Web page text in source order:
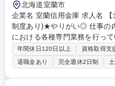
北海道室蘭市
企業名 室蘭信用金庫 求人名 【北海道/経営幹部候補】UIターン歓迎(社宅
制度あり)★やりがい◎ 仕事の内容 これまでの豊富な経験を活かし、本部
における各種専門業務を行っ
入れ、より強い組織・金庫に
資産のポートフォリオマネジ
種コンサルティング、M&A、
推進、経営企画等、経営方針
年間休日120日以上 資格取得支
退職金あり
完全週休2日制